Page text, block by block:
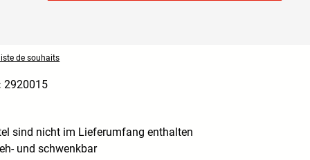
de souhaits
2920015
sind nicht im Lieferumfang enthalten
und schwenkbar